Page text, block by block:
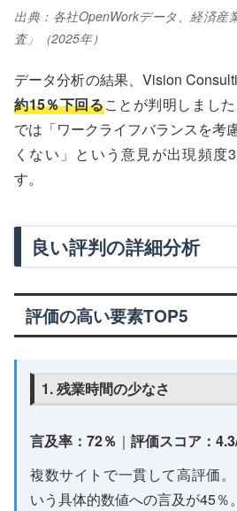
出典：各社OpenWorkデータ、経済産
査」（2025年）
データ分析の結果、Vision
約15％下回ることが判明しまし
では「ワークライフバランスを考
くない」という意見が出現頻度
す。
良い評判の詳細分析
評価の高い要素TOP5
1. 残業時間の少なさ
言及率：72％ ｜ 評価スコア：
複数サイトで一貫して高評価
いう具体的数値への言及が45％。